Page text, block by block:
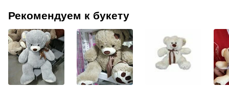
Рекомендуем к букету